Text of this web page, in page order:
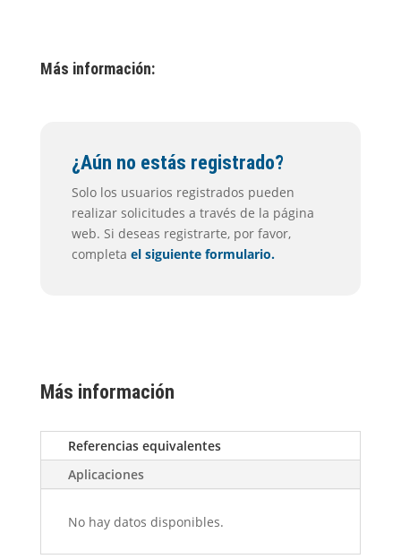
Más información:
¿Aún no estás registrado?
Solo los usuarios registrados pueden
realizar solicitudes a través de la página
web. Si deseas registrarte, por favor,
completa el siguiente formulario.
Más información
Referencias equivalentes
Aplicaciones
No hay datos disponibles.